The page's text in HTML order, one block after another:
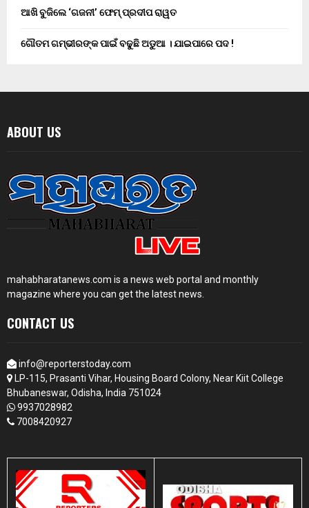
ଆଖି ବୁଜିଲେ ‘ଗଜନୀ’ ଫେମ୍ ପ୍ରଦୀପ ରାୱତ
ଗୌତମ ଗମ୍ଭୀରଙ୍କ ପାଇଁ ବଢୁଛି ଅଡୁଆ । ଯାଇପାରେ ପଦ !
ABOUT US
mahabharatanews.com is a news web portal and monthly
magazine where you can get the latest news.
CONTACT US
info@reporterstoday.com
LP-115, Prasanti Vihar, Housing Board Colony, Near Kiit College
Bhubaneswar, Odisha, India 751024
9937028982
7008420927